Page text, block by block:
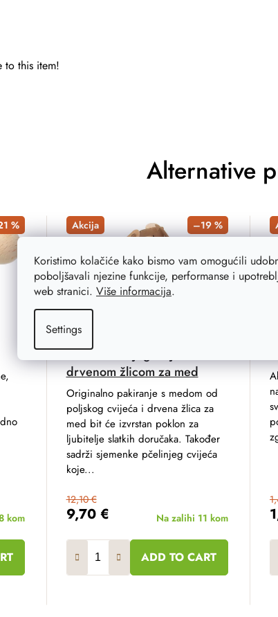
Koristimo kolačiće kako bismo vam omogućili
poboljšavali njezine funkcije, performanse i
web stranici. Više informacija.
Settings
to this item!
Alternative
%
kom
Akcija –19 %
Med od divljeg cvijeća s
drvenom žlicom za med
9,70 €
12,10 €
Na zalihi 11 kom
ADD TO CART
Originalno pakiranje s medom od
poljskog cvijeća i drvena žlica za
med bit će izvrstan poklon za
ljubitelje slatkih doručaka. Također
sadrži sjemenke pčelinjeg cvijeća
koje...